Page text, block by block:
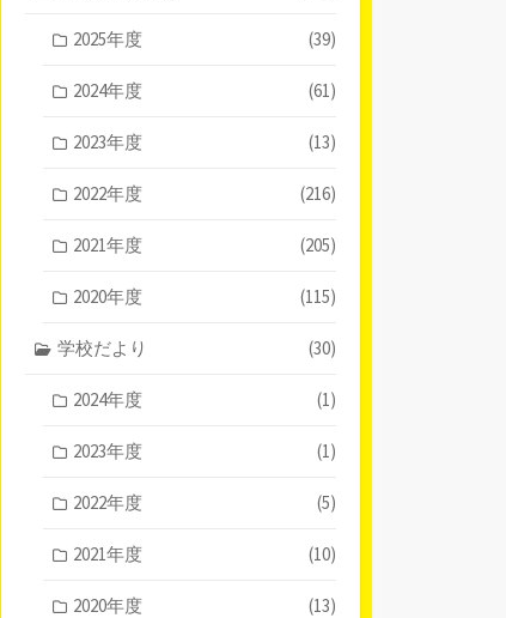
2025年度 (39)
2024年度 (61)
2023年度 (13)
2022年度 (216)
2021年度 (205)
2020年度 (115)
学校だより (30)
2024年度 (1)
2023年度 (1)
2022年度 (5)
2021年度 (10)
2020年度 (13)